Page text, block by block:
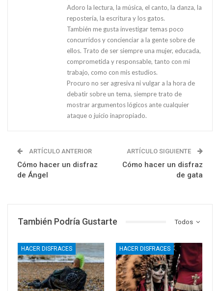
Adoro la lectura, la música, el canto, la danza, la
repostería, la escritura y los gatos.
También me gusta investigar temas poco
concurridos y concienciar a la gente sobre de
ellos. Trato de ser siempre una mujer, educada,
comprometida y responsable, tanto con mi
trabajo, como con mis estudios.
Procuro no ser agresiva ni vulgar a la hora de
debatir sobre un tema, siempre trato de
mostrar argumentos lógicos ante cualquier
ataque o juicio inapropiado.
ARTÍCULO ANTERIOR
Cómo hacer un disfraz
de Ángel
ARTÍCULO SIGUIENTE
Cómo hacer un disfraz
de gata
Todos
También Podría Gustarte
HACER DISFRACES HACER DISFRACES